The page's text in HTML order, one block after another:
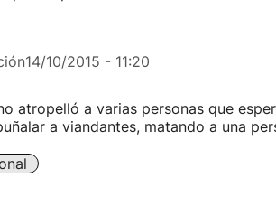
14/10/2015 - 11:20
atropelló a varias personas que
a viandantes, matando a una